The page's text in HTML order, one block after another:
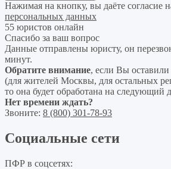
Нажимая на кнопку, вы даёте согласие
персональных данных
55 юристов онлайн
Спасибо за ваш вопрос
Данные отправлены юристу, он
минут.
Обратите внимание, если Вы оставили
(для жителей Москвы, для остальных
то она будет обработана на следующий
Нет времени ждать?
Звоните: 8 (800) 301-78-93
Социальные сети
ПФР в соцсетях: